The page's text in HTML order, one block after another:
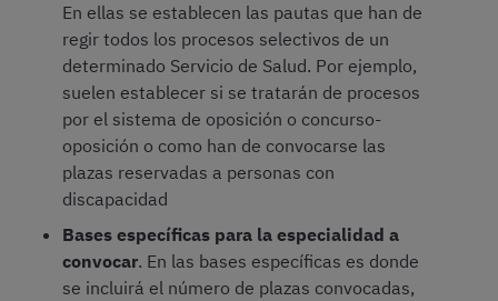
En ellas se establecen las pautas que han de
regir todos los procesos selectivos de un
determinado Servicio de Salud. Por ejemplo,
suelen establecer si se tratarán de procesos
por el sistema de oposición o concurso-
oposición o como han de convocarse las
plazas reservadas a personas con
discapacidad
Bases específicas para la especialidad a
convocar. En las bases específicas es donde
se incluirá el número de plazas convocadas,